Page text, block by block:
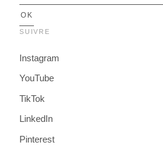
SUIVRE
Instagram
YouTube
TikTok
LinkedIn
Pinterest